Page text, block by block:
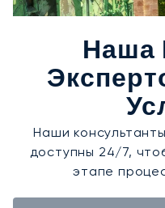
Наша
Наши
доступны 24/7,
этапе